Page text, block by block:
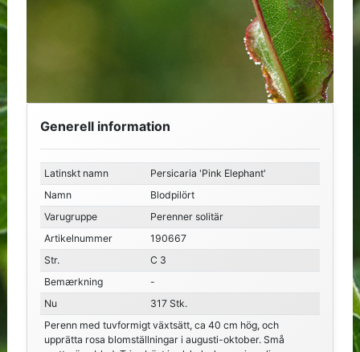
Generell information
Latinskt namn
Persicaria 'Pink Elephant'
Namn
Blodpilört
Varugruppe
Perenner solitär
Artikelnummer
190667
Str.
C 3
Bemærkning
-
Nu
317 Stk.
Perenn med tuvformigt växtsätt, ca 40 cm hög, och
upprätta rosa blomställningar i augusti-oktober. Små